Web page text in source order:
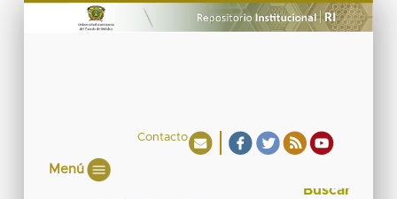
Contacto
Menú
Buscar